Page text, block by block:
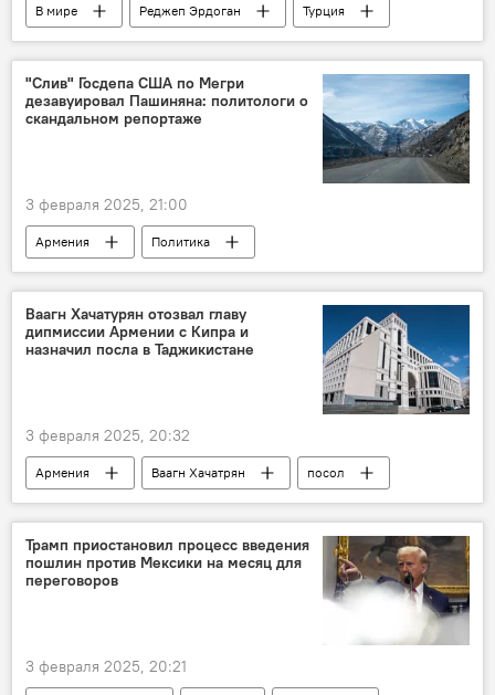
В мире Реджеп Эрдоган
Турция
землетрясение
"Слив" Госдепа США по Мегри
дезавуировал Пашиняна: политологи о
скандальном репортаже
3 февраля 2025, 21:00
Армения
Политика
Новости Армения
Госдепартамент
Мегри
Ваагн Хачатурян отозвал главу
дипмиссии Армении с Кипра и
назначил посла в Таджикистане
3 февраля 2025, 20:32
Армения Ваагн Хачатрян
посол
Политика
Новости Армения
Трамп приостановил процесс введения
пошлин против Мексики на месяц для
переговоров
3 февраля 2025, 20:21